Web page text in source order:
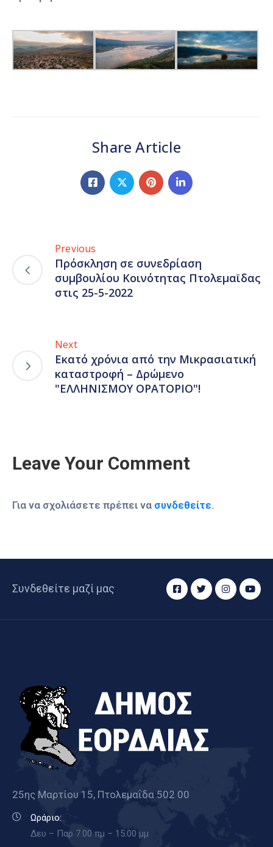
Share Article
Previous
Πρόσκληση σε συνεδρίαση
συμβουλίου Κοινότητας Πτολεμαϊδας
στις 25-5-2022
Next
Εκατό χρόνια από την Μικρασιατική
καταστροφή – Δρώμενο
"ΕΛΛΗΝΙΣΜΟΥ ΟΡΑΤΟΡΙΟ"!
Leave Your Comment
Για να σχολιάσετε πρέπει να συνδεθείτε.
Συνδεθείτε μαζί μας
25ης Μαρτίου 15, Πτολεμαΐδα 502 00
Ωράριο:
Δευ – Παρ 7.00 πμ – 15.00 μμ